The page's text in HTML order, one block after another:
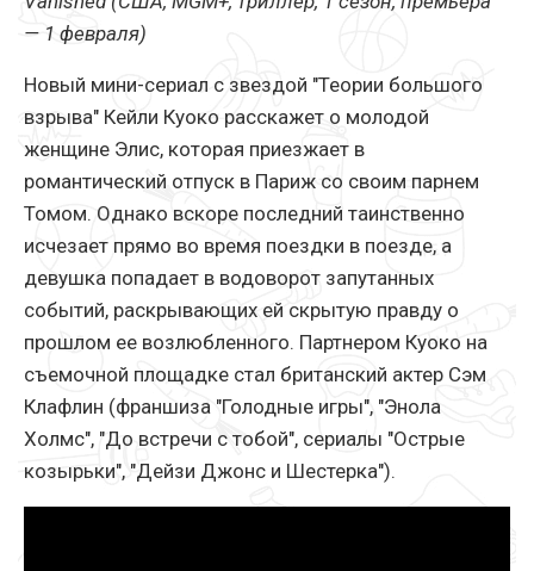
— 1 февраля)
Новый мини-сериал с звездой "Теории большого
взрыва" Кейли Куоко расскажет о молодой
женщине Элис, которая приезжает в
романтический отпуск в Париж со своим парнем
Томом. Однако вскоре последний таинственно
исчезает прямо во время поездки в поезде, а
девушка попадает в водоворот запутанных
событий, раскрывающих ей скрытую правду о
прошлом ее возлюбленного. Партнером Куоко на
съемочной площадке стал британский актер Сэм
Клафлин (франшиза "Голодные игры", "Энола
Холмс", "До встречи с тобой", сериалы "Острые
козырьки", "Дейзи Джонс и Шестерка").